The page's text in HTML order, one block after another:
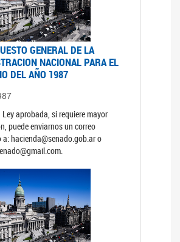
GENERAL DE LA
NACIONAL PARA EL
DEL AÑO 1987
aprobada, si requiere mayor
puede enviarnos un correo
a: hacienda@senado.gob.ar o